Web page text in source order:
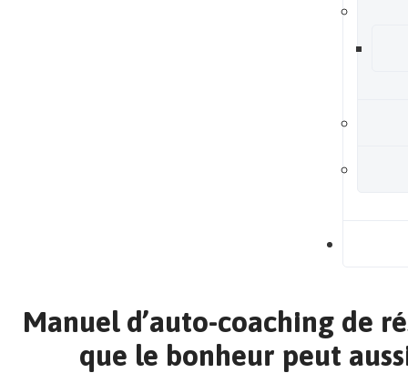
Manuel d’auto-coaching de
que le bonheur peut